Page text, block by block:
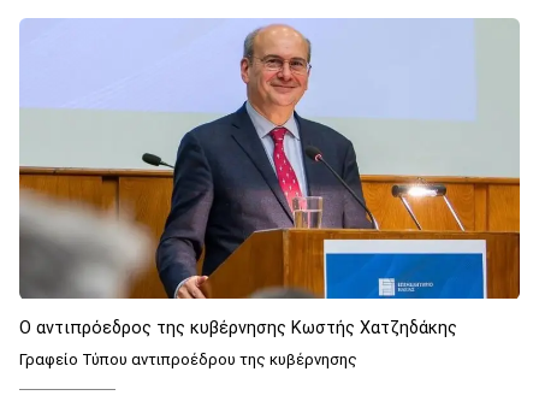
Ο αντιπρόεδρος της κυβέρνησης Κωστής Χατζηδάκης
Γραφείο Τύπου αντιπροέδρου της κυβέρνησης